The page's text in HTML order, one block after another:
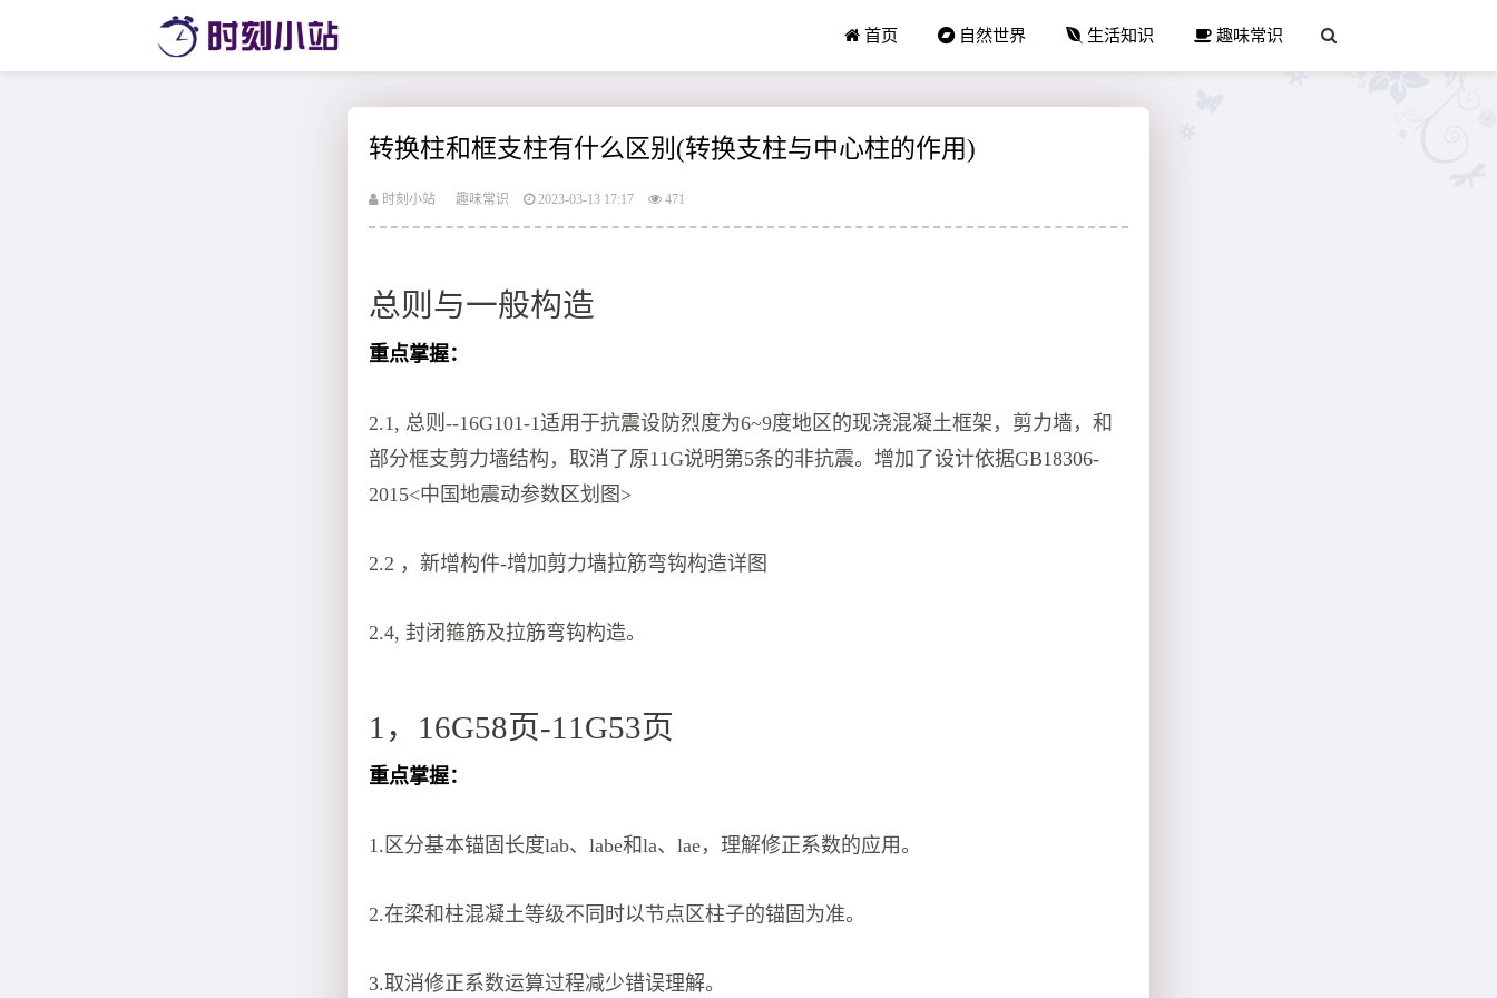
首页 自然世界 生活知识 趣味常识
转换柱和框支柱有什么区别(转换支柱与中心柱的作用)
时刻小站 趣味常识 2023-03-13 17:17 471
总则与一般构造
重点掌握：
2.1, 总则--16G101-1适用于抗震设防烈度为6~9度地区的现浇混凝土框架，剪力墙，和
部分框支剪力墙结构，取消了原11G说明第5条的非抗震。增加了设计依据GB18306-
2015<中国地震动参数区划图>
2.2 ，新增构件-增加剪力墙拉筋弯钩构造详图
2.4, 封闭箍筋及拉筋弯钩构造。
1，16G58页-11G53页
重点掌握：
1.区分基本锚固长度lab、labe和la、lae，理解修正系数的应用。
2.在梁和柱混凝土等级不同时以节点区柱子的锚固为准。
3.取消修正系数运算过程减少错误理解。